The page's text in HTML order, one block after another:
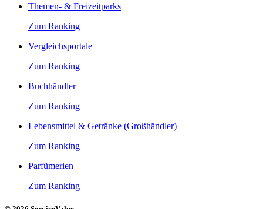
Themen- & Freizeitparks
Zum Ranking
Vergleichsportale
Zum Ranking
Buchhändler
Zum Ranking
Lebensmittel & Getränke (Großhändler)
Zum Ranking
Parfümerien
Zum Ranking